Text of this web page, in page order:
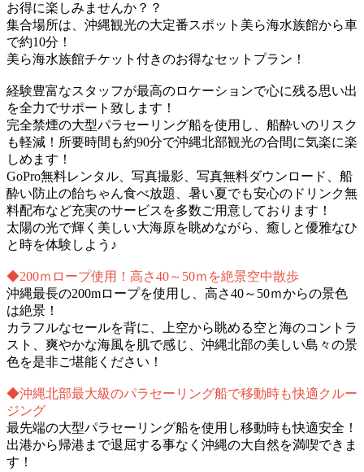
お得に楽しみませんか？？
集合場所は、沖縄観光の大定番スポット美ら海水族館から車
で約10分！
美ら海水族館チケット付きのお得なセットプラン！
経験豊富なスタッフが最高のロケーションで心に残る思い出
を全力でサポート致します！
完全禁煙の大型パラセーリング船を使用し、船酔いのリスク
も軽減！所要時間も約90分で沖縄北部観光の合間に気楽に楽
しめます！
GoPro無料レンタル、写真撮影、写真無料ダウンロード、船
酔い防止の飴ちゃん食べ放題、暑い夏でも安心のドリンク無
料配布など充実のサービスを多数ご用意しております！
太陽の光で輝く美しい大海原を眺めながら、癒しと優雅なひ
と時を体験しよう♪
◆200ｍロープ使用！高さ40～50ｍを絶景空中散歩
沖縄最長の200mロープを使用し、高さ40～50ｍからの景色
は絶景！
カラフルなセールを背に、上空から眺める空と海のコントラ
スト、爽やかな海風を肌で感じ、沖縄北部の美しい島々の景
色を是非ご堪能ください！
◆沖縄北部最大級のパラセーリング船で移動時も快適クルー
ジング
最先端の大型パラセーリング船を使用し移動時も快適安全！
出港から帰港まで退屈する事なく沖縄の大自然を満喫できま
す！